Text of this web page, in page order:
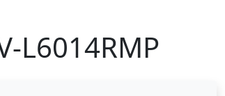
L6014RMP